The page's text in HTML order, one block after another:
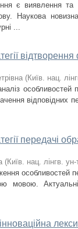
є виявлення та
Наукова
...
(Київ. нац.
особливостей
відповідних
передачі
(Київ. нац. лінгв. ун-
особливостей
мовою.